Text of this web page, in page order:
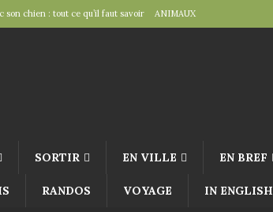
son chien : tout ce qu’il faut savoir ANIMAUX
par excellence
donc dîner ce soir ! »
SORTIR EN VILLE EN BREF
RANDOS VOYAGE IN ENGLISH